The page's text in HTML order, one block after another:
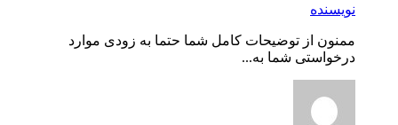
نویسنده
ممنون از توضیحات کامل شما حتما به زودی موارد
درخواستی شما به...